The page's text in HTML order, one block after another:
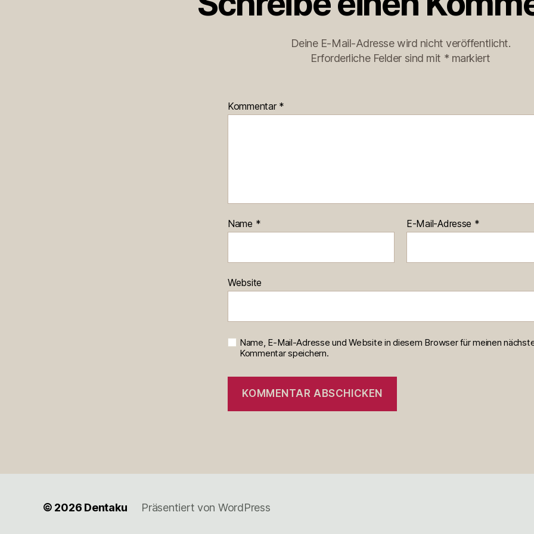
Deine E-Mail-Adresse wird nicht veröffentlicht.
Erforderliche Felder sind mit * markiert
Kommentar *
Name * E-Mail-Adresse *
Website
Name, E-Mail-Adresse und Website in diesem Browser für meinen
Kommentar speichern.
© 2026 Dentaku Präsentiert von WordPress